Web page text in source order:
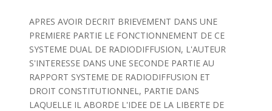
APRES AVOIR DECRIT BRIEVEMENT DANS UNE
PREMIERE PARTIE LE FONCTIONNEMENT DE CE
SYSTEME DUAL DE RADIODIFFUSION, L'AUTEUR
S'INTERESSE DANS UNE SECONDE PARTIE AU
RAPPORT SYSTEME DE RADIODIFFUSION ET
DROIT CONSTITUTIONNEL, PARTIE DANS
LAQUELLE IL ABORDE L'IDEE DE LA LIBERTE DE